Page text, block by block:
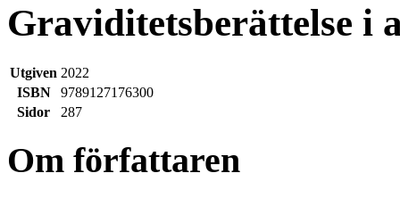
Graviditetsberättelse i
Utgiven 2022
ISBN
9789127176300
Sidor
287
Om författaren